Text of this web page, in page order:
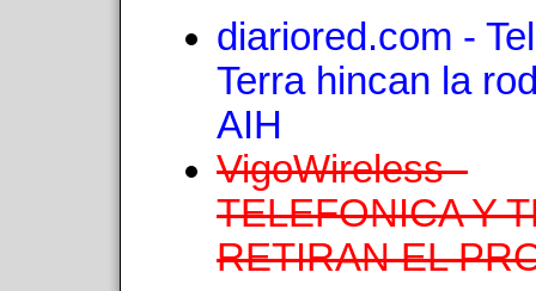
diariored.com -
Terra hincan la
AIH
VigoWireless -
TELEFONICA Y
RETIRAN EL